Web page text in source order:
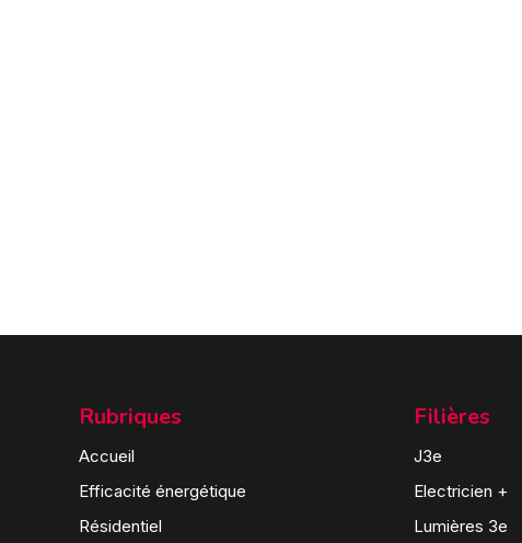
Rubriques
Accueil
Efficacité énergétique
Résidentiel
Filières
J3e
Electricien +
Lumières 3e